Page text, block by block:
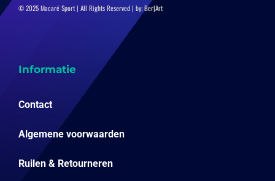
© 2025 Macaré Sport | All Rights Reserved | by:Ber|Art
Informatie
Contact
Algemene voorwaarden
Ruilen & Retourneren